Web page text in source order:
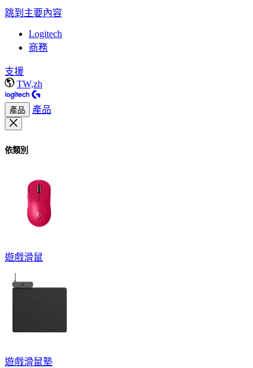
跳到主要內容
Logitech
商務
支援
TW,zh
產品 產品
依類別
遊戲滑鼠
遊戲滑鼠墊